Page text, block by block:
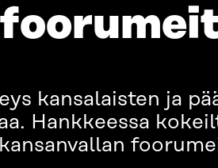
kansalaisten ja
Hankkeessa
kansanvallan